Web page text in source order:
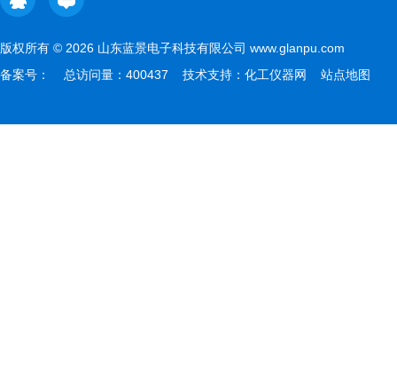
版权所有 © 2026 山东蓝景电子科技有限公司 www.glanpu.com
备案号：
总访问量：400437 技术支持： 化工仪器网 站点地图